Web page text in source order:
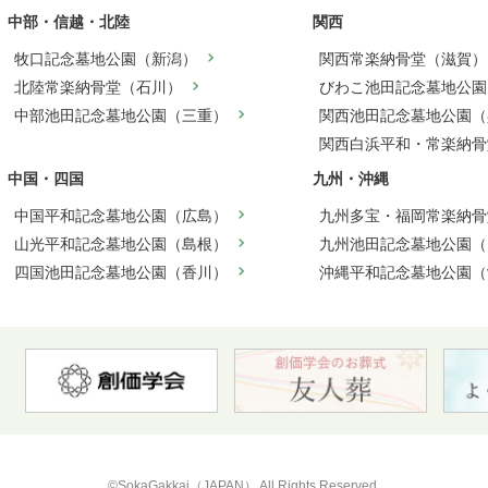
中部・信越・北陸
牧口記念墓地公園（新潟）
北陸常楽納骨堂（石川）
中部池田記念墓地公園（三重）
関西
関西常楽納骨堂（滋賀）
びわこ池田記念墓地公
関西池田記念墓地公園
関西白浜平和・常楽納
中国・四国
中国平和記念墓地公園（広島）
山光平和記念墓地公園（島根）
四国池田記念墓地公園（香川）
九州・沖縄
九州多宝・福岡常楽納
九州池田記念墓地公園
沖縄平和記念墓地公園